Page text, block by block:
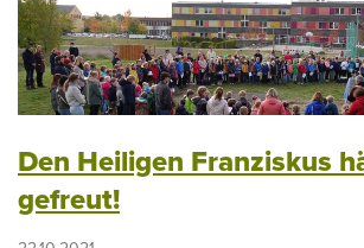
Den Heiligen Franziskus
gefreut!